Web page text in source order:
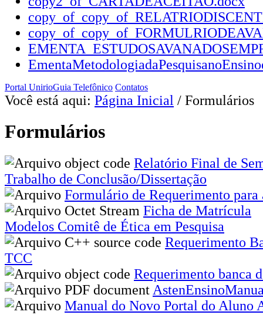
Portal UnirioGuia Telefônico Contatos
Você está aqui: Página Inicial / Formulários
Formulários
Relatório Final de
Trabalho de Conclusão/Dissertação
Formulário de Requerimento para
Ficha de Matrícula
Modelos Comitê de Ética em Pesquisa
Requerimento
TCC
Requerimento banca
Manual do Novo Portal do Aluno